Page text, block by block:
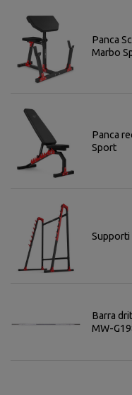
Panca
Marbo
Panca
Sport
Barra
MW-